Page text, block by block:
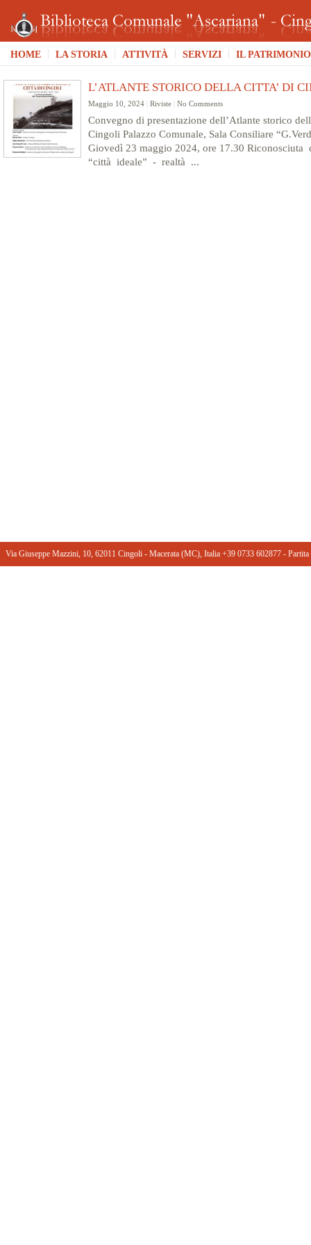
HOME LA STORIA ATTIVITÀ SERVIZI IL PATRIMONIO
L’ATLANTE STORICO DELLA CITTA’ DI
Maggio 10, 2024 Riviste No Comments
Convegno di presentazione dell’Atlante storico
Cingoli Palazzo Comunale, Sala Consiliare
Giovedì 23 maggio 2024, ore 17.30 Riconosciuta
“città ideale” - realtà ...
Via Giuseppe Mazzini, 10, 62011 Cingoli - Macerata (MC), Italia +39 0733 602877 ‎-